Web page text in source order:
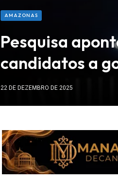
AMAZONAS
Pesquisa
candidatos a
22 DE DEZEMBRO DE 2025